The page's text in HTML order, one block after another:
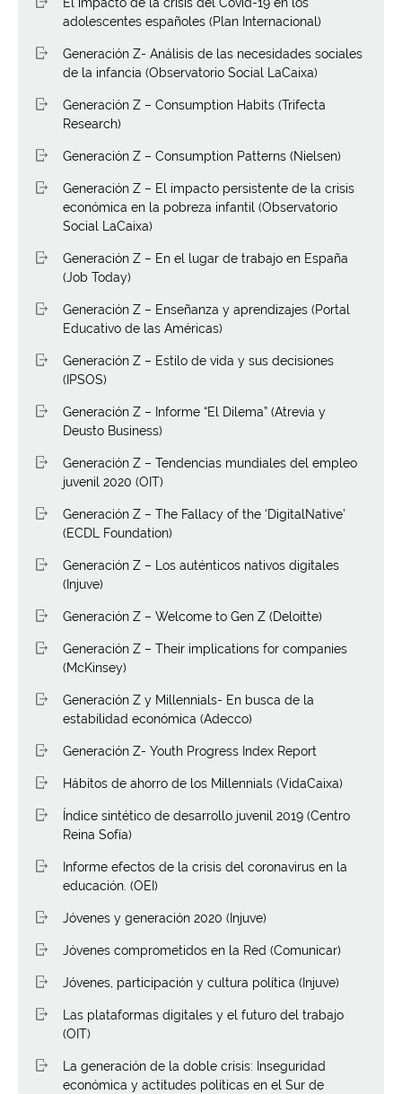
adolescentes españoles (Plan Internacional)
Generación Z- Análisis de las necesidades sociales
de la infancia (Observatorio Social LaCaixa)
Generación Z – Consumption Habits (Trifecta
Research)
Generación Z – Consumption Patterns (Nielsen)
Generación Z – El impacto persistente de la crisis
económica en la pobreza infantil (Observatorio
Social LaCaixa)
Generación Z – En el lugar de trabajo en España
(Job Today)
Generación Z – Enseñanza y aprendizajes (Portal
Educativo de las Américas)
Generación Z – Estilo de vida y sus decisiones
(IPSOS)
Generación Z – Informe “El Dilema” (Atrevia y
Deusto Business)
Generación Z – Tendencias mundiales del empleo
juvenil 2020 (OIT)
Generación Z – The Fallacy of the ‘DigitalNative’
(ECDL Foundation)
Generación Z – Los auténticos nativos digitales
(Injuve)
Generación Z – Welcome to Gen Z (Deloitte)
Generación Z – Their implications for companies
(McKinsey)
Generación Z y Millennials- En busca de la
estabilidad económica (Adecco)
Generación Z- Youth Progress Index Report
Hábitos de ahorro de los Millennials (VidaCaixa)
Índice sintético de desarrollo juvenil 2019 (Centro
Reina Sofía)
Informe efectos de la crisis del coronavirus en la
educación. (OEI)
Jóvenes y generación 2020 (Injuve)
Jóvenes comprometidos en la Red (Comunicar)
Jóvenes, participación y cultura política (Injuve)
Las plataformas digitales y el futuro del trabajo
(OIT)
La generación de la doble crisis: Inseguridad
económica y actitudes políticas en el Sur de